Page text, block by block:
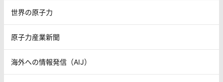
世界の原子力
原子力産業新聞
海外への情報発信（AIJ）